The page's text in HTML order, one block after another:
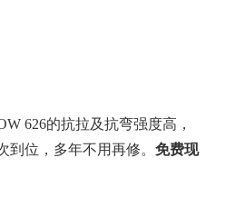
626的抗拉及抗弯强度高，
到位，多年不用再修。免费现